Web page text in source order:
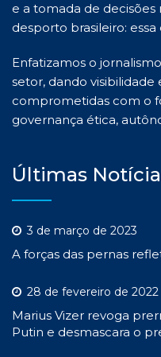
e a tomada de
desporto brasileiro:
Enfatizamos o
setor, dando
comprometidas com o
governança ética,
Últimas
3 de março de 2023
A forças das pernas
28 de fevereiro de 2022
Marius Vizer revoga
Putin e desmascara o